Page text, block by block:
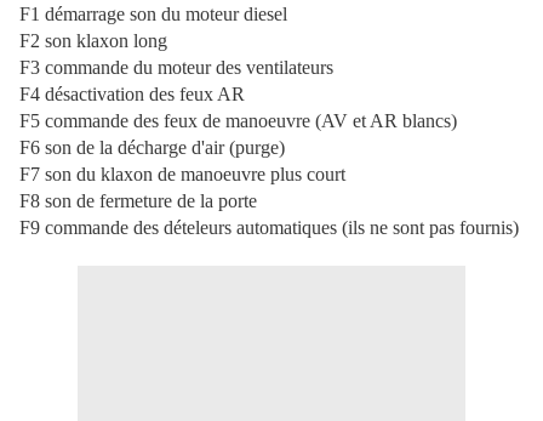
F1 démarrage son du moteur diesel
F2 son klaxon long
F3 commande du moteur des ventilateurs
F4 désactivation des feux AR
F5 commande des feux de manoeuvre (AV et AR blancs)
F6 son de la décharge d'air (purge)
F7 son du klaxon de manoeuvre plus court
F8 son de fermeture de la porte
F9 commande des dételeurs automatiques (ils ne sont pas fournis)